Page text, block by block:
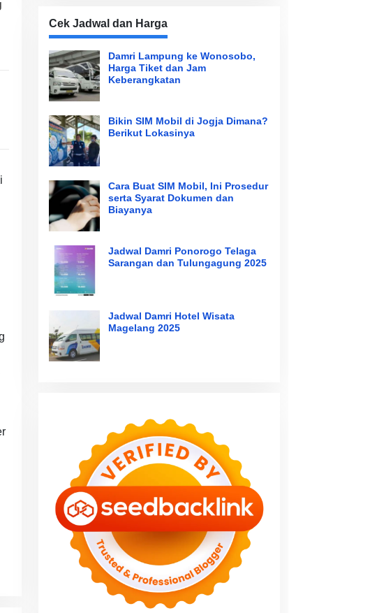
Cek Jadwal dan Harga
Damri Lampung ke Wonosobo,
Harga Tiket dan Jam
Keberangkatan
Bikin SIM Mobil di Jogja Dimana?
Berikut Lokasinya
Cara Buat SIM Mobil, Ini Prosedur
serta Syarat Dokumen dan
Biayanya
Jadwal Damri Ponorogo Telaga
Sarangan dan Tulungagung 2025
Jadwal Damri Hotel Wisata
Magelang 2025